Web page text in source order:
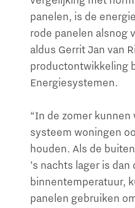
panelen, is de
rode panelen alsnog
aldus Gerrit Jan van
productontwikkeling
Energiesystemen.
“In de zomer kunnen
systeem woningen
houden. Als de
’s nachts lager is dan
binnentemperatuur,
panelen gebruiken